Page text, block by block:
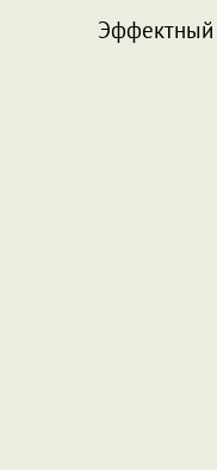
Эффектный